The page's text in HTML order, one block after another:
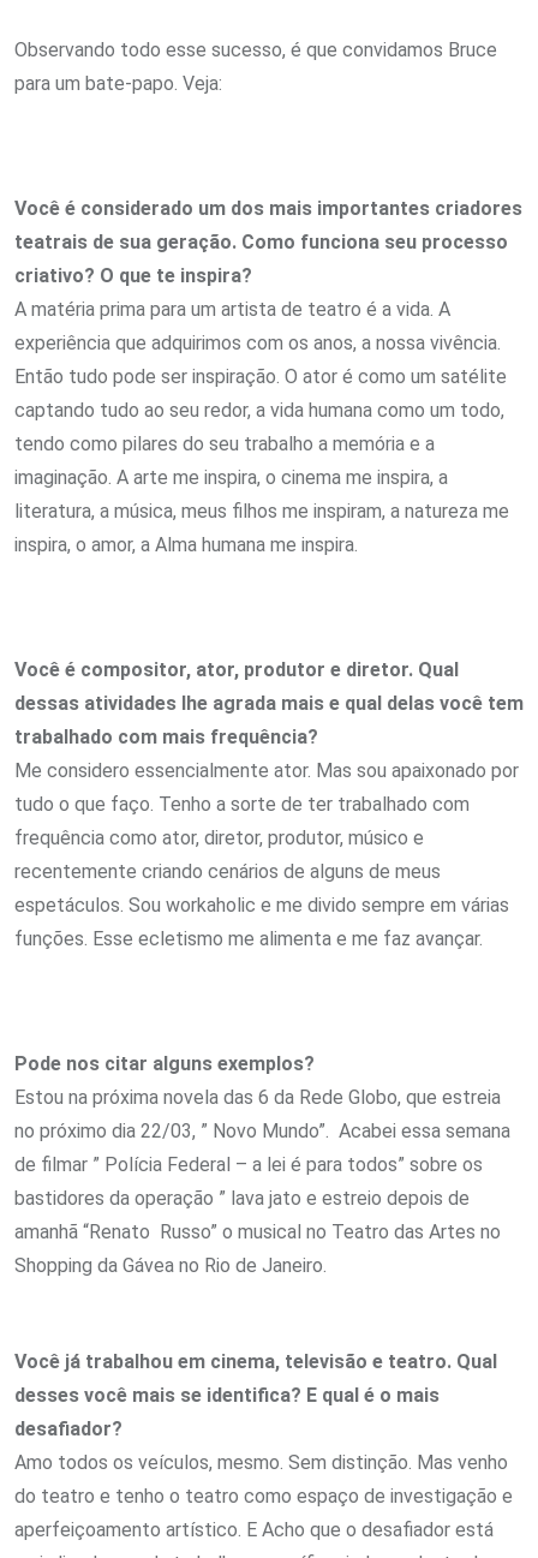
Observando todo esse sucesso, é que convidamos Bruce
para um bate-papo. Veja:
Você é considerado um dos mais importantes criadores
teatrais de sua geração. Como funciona seu processo
criativo? O que te inspira?
A matéria prima para um artista de teatro é a vida. A
experiência que adquirimos com os anos, a nossa vivência.
Então tudo pode ser inspiração. O ator é como um satélite
captando tudo ao seu redor, a vida humana como um todo,
tendo como pilares do seu trabalho a memória e a
imaginação. A arte me inspira, o cinema me inspira, a
literatura, a música, meus filhos me inspiram, a natureza me
inspira, o amor, a Alma humana me inspira.
Você é compositor, ator, produtor e diretor. Qual
dessas atividades lhe agrada mais e qual delas você tem
trabalhado com mais frequência?
Me considero essencialmente ator. Mas sou apaixonado por
tudo o que faço. Tenho a sorte de ter trabalhado com
frequência como ator, diretor, produtor, músico e
recentemente criando cenários de alguns de meus
espetáculos. Sou workaholic e me divido sempre em várias
funções. Esse ecletismo me alimenta e me faz avançar.
Pode nos citar alguns exemplos?
Estou na próxima novela das 6 da Rede Globo, que estreia
no próximo dia 22/03, ” Novo Mundo”. Acabei essa semana
de filmar ” Polícia Federal – a lei é para todos” sobre os
bastidores da operação ” lava jato e estreio depois de
amanhã “Renato Russo” o musical no Teatro das Artes no
Shopping da Gávea no Rio de Janeiro.
Você já trabalhou em cinema, televisão e teatro. Qual
desses você mais se identifica? E qual é o mais
desafiador?
Amo todos os veículos, mesmo. Sem distinção. Mas venho
do teatro e tenho o teatro como espaço de investigação e
aperfeiçoamento artístico. E Acho que o desafiador está